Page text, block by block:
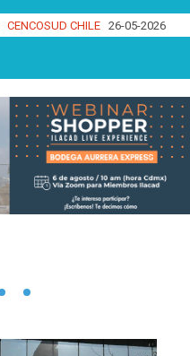
CENCOSUD CHILE 26-05-2026